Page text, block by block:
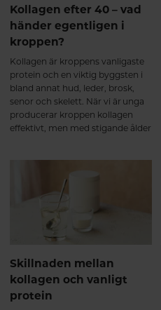
Kollagen efter 40 – vad
händer egentligen i
kroppen?
Kollagen är kroppens vanligaste
protein och en viktig byggsten i
bland annat hud, leder, brosk,
senor och skelett. När vi är unga
producerar kroppen kollagen
effektivt, men med stigande ålder
mer märkbara efter 40 års ålder,
då kroppens förmåga att bilda
nytt kollagen inte längre håller
samma takt som tidigare.
Skillnaden mellan
kollagen och vanligt
protein